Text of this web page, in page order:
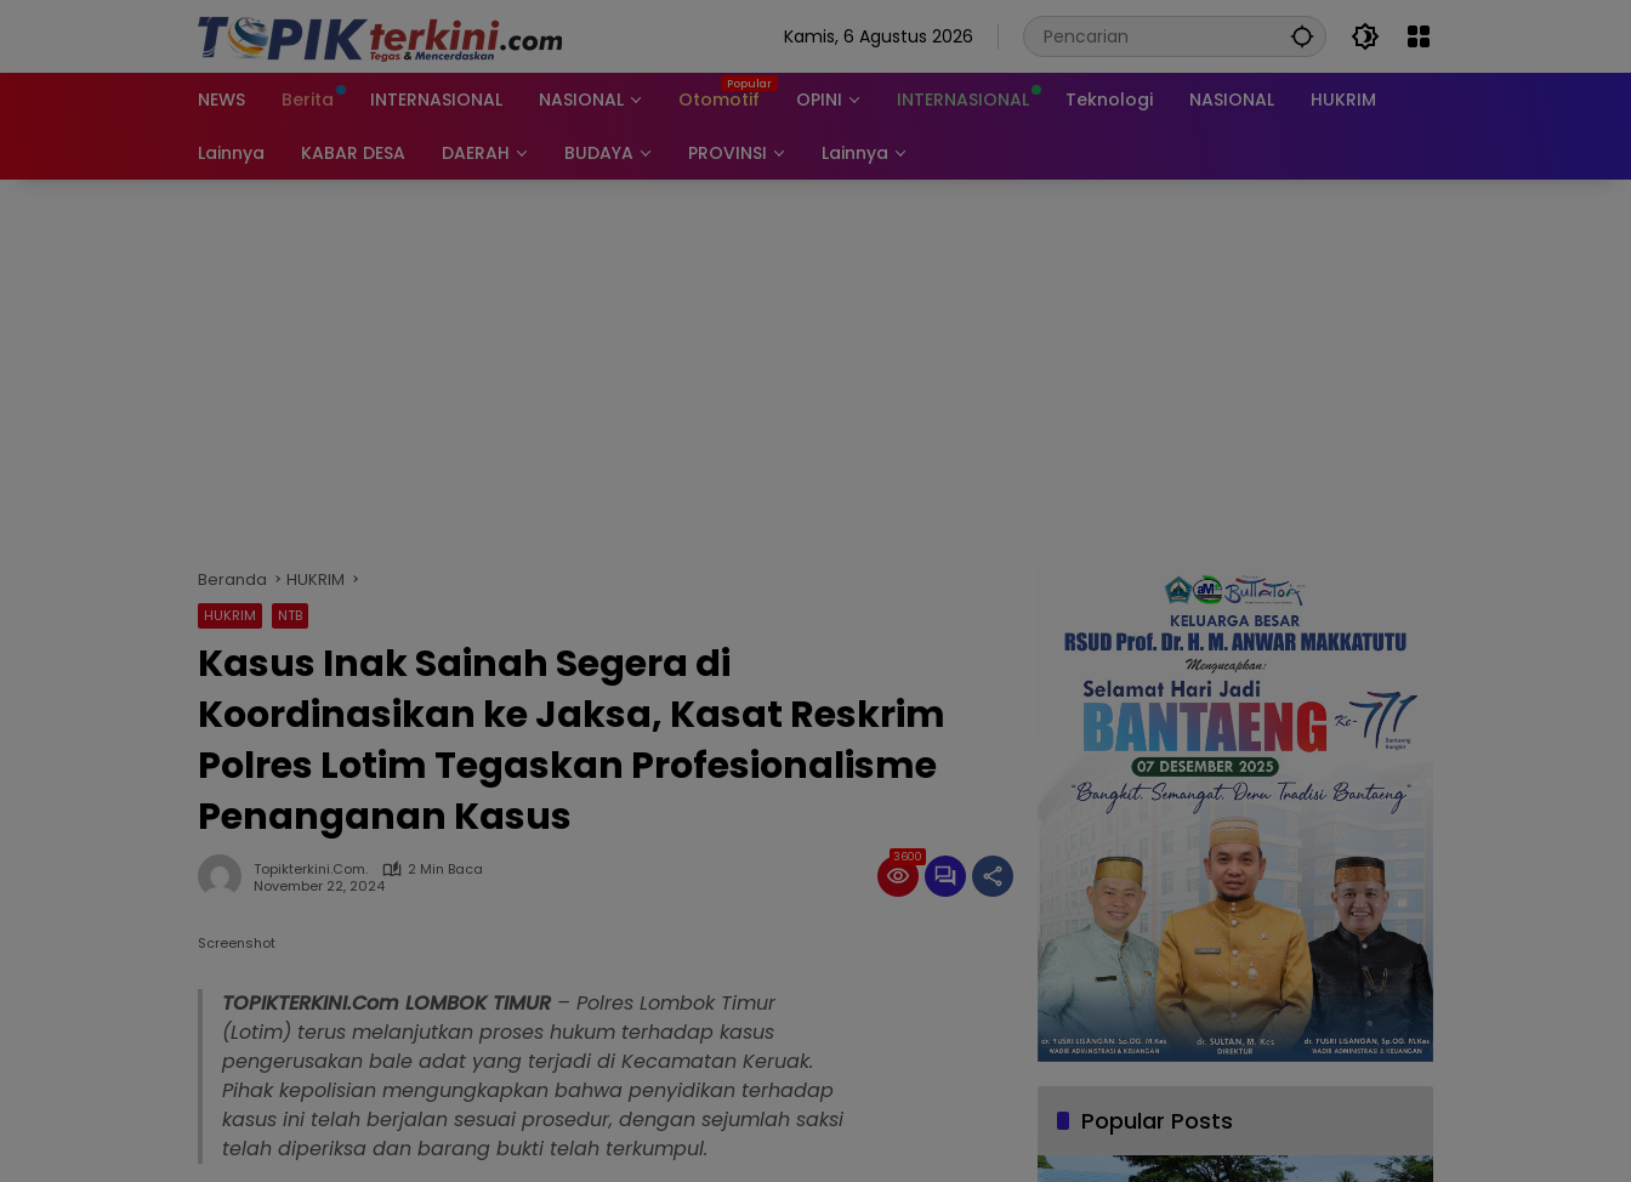
Kamis, 6 Agustus 2026
NEWS Berita INTERNASIONAL NASIONAL Otomotif OPINI INTERNASIONAL Teknologi NASIONAL HUKRIM
Lainnya KABAR DESA DAERAH BUDAYA PROVINSI Lainnya
Beranda HUKRIM
HUKRIM NTB
Kasus Inak Sainah Segera di
Koordinasikan ke Jaksa, Kasat Reskrim
Polres Lotim Tegaskan Profesionalisme
Penanganan Kasus
Topikterkini.com.
2 Min Baca
November 22, 2024
3600
Screenshot
TOPIKTERKINI.Com LOMBOK TIMUR – Polres Lombok Timur
(Lotim) terus melanjutkan proses hukum terhadap kasus
pengerusakan bale adat yang terjadi di Kecamatan Keruak.
Pihak kepolisian mengungkapkan bahwa penyidikan terhadap
kasus ini telah berjalan sesuai prosedur, dengan sejumlah saksi
telah diperiksa dan barang bukti telah terkumpul.
Popular Posts